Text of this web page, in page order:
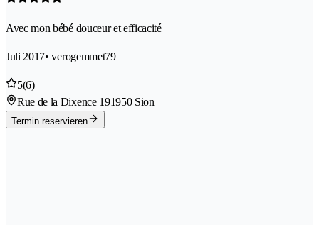
Avec mon bébé douceur et efficacité
Juli 2017• verogemmet79
5(6)
Rue de la Dixence 191950 Sion
Termin reservieren